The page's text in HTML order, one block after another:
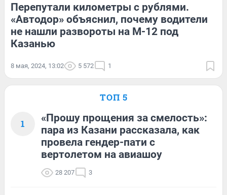
Перепутали километры с рублями.
«Автодор» объяснил, почему водители
не нашли развороты на М-12 под
Казанью
8 мая, 2024, 13:02 5 572 1
ТОП 5
1
«Прошу прощения за смелость»:
пара из Казани рассказала, как
провела гендер-пати с
вертолетом на авиашоу
28 207 3